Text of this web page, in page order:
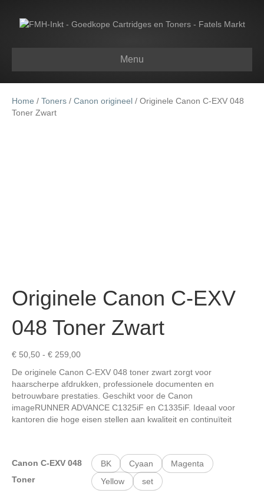
Menu
Home / Toners / Canon origineel / Originele Canon C-EXV 048
Toner Zwart
Originele Canon C-EXV
048 Toner Zwart
€ 50,50 - € 259,00Prijsklasse:
tot
€ 259,00
De originele Canon C-EXV 048 toner zwart zorgt voor
haarscherpe afdrukken, professionele documenten en
betrouwbare prestaties. Geschikt voor de Canon
imageRUNNER ADVANCE C1325iF en C1335iF. Ideaal voor
kantoren die hoge eisen stellen aan kwaliteit en continuïteit
Canon C-EXV 048
Toner
BK Cyaan
Magenta
Yellow
set